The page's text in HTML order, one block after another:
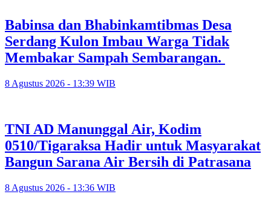
Babinsa dan Bhabinkamtibmas Desa
Serdang Kulon Imbau Warga Tidak
Membakar Sampah Sembarangan.
8 Agustus 2026 - 13:39 WIB
TNI AD Manunggal Air, Kodim
0510/Tigaraksa Hadir untuk Masyarakat
Bangun Sarana Air Bersih di Patrasana
8 Agustus 2026 - 13:36 WIB